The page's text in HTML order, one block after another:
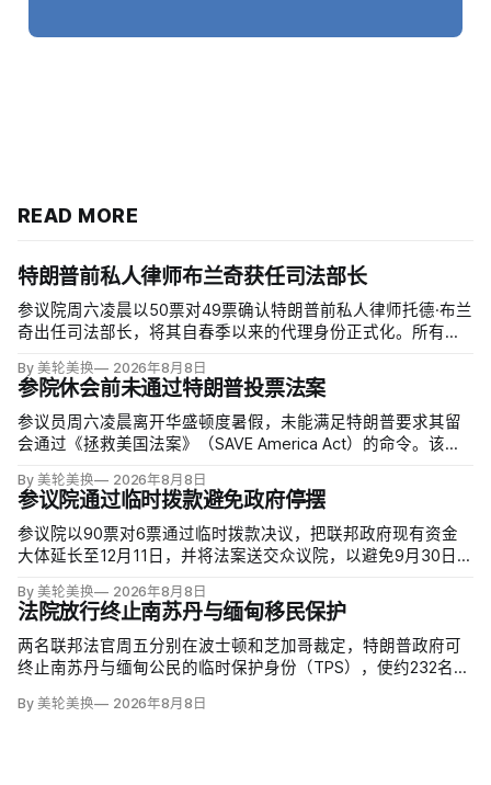
READ MORE
特朗普前私人律师布兰奇获任司法部长
参议院周六凌晨以50票对49票确认特朗普前私人律师托德·布兰
奇出任司法部长，将其自春季以来的代理身份正式化。所有出
斯倒戈；长期因健康缺席的米奇·麦康奈尔未投票。比尔·卡西迪
最终支持，使提名得以过关。
By 美轮美换 2026年8月8日
参院休会前未通过特朗普投票法案
参议员周六凌晨离开华盛顿度暑假，未能满足特朗普要求其留
会通过《拯救美国法案》（SAVE America Act）的命令。该法
足够支持，更不可能达到参议院推进多数法案所需的60票。
By 美轮美换 2026年8月8日
参议院通过临时拨款避免政府停摆
参议院以90票对6票通过临时拨款决议，把联邦政府现有资金
大体延长至12月11日，并将法案送交众议院，以避免9月30日财
依靠共和党支持的版本多维持一周；参议院多数法案需60票推
进，共和党领导层因此与民主党拨款负责人谈判。
By 美轮美换 2026年8月8日
法院放行终止南苏丹与缅甸移民保护
两名联邦法官周五分别在波士顿和芝加哥裁定，特朗普政府可
终止南苏丹与缅甸公民的临时保护身份（TPS），使约232名南
障。两国分别因长期武装冲突及2021年军事政变后动荡而获指
By 美轮美换 2026年8月8日